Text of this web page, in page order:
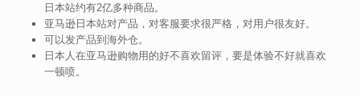
日本站约有2亿多种商品。
亚马逊日本站对产品，对客服要求很严格，对用户很友好。
可以发产品到海外仓。
日本人在亚马逊购物用的好不喜欢留评，要是体验不好就喜欢
一顿喷。